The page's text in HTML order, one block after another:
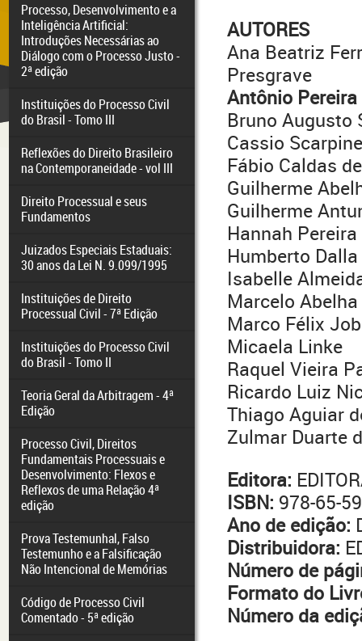
Processo, Desenvolvimento e a
Inteligência Artificial:
Introduções Necessárias ao
Diálogo com o Processo Justo -
2ª edição
Instituições do Processo Civil
do Brasil - Tomo III
Reflexões do Direito Brasileiro
na Contemporaneidade - vol III
Direito Processual e seus
Fundamentos
Juizados Especiais Estaduais:
30 anos da Lei N. 9.099/1995
Instituições de Direito
Processual Civil - 7ª Edição
Instituições do Processo Civil
do Brasil - Tomo II
Teoria Geral da Arbitragem - 4ª
Edição
Processo Civil, Direitos
Fundamentais Processuais e
Desenvolvimento: Flexos e
Reflexos de uma Relação 4ª
edição
Prova Testemunhal, Falso
Testemunho e a Falsificação
Não Intencional de Memórias
Código de Processo Civil
Comentado - 5ª edição
AUTORES
Ana Beatriz
Presgrave
Antônio
Bruno Augusto
Cassio
Fábio Caldas
Guilherme
Guilherme
Hannah
Humberto
Isabelle
Marcelo
Marco Félix
Micaela Linke
Raquel Vieira
Ricardo Luiz
Thiago Aguiar
Zulmar Duarte
Editora:
ISBN: 978-65-
Ano de edição:
Distribuidora:
Número de
Formato do
Número da